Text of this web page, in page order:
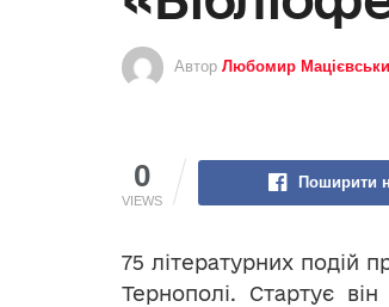
Автор Любомир
0
VIEWS
Поширити
75 літературних подій
Тернополі. Стартує